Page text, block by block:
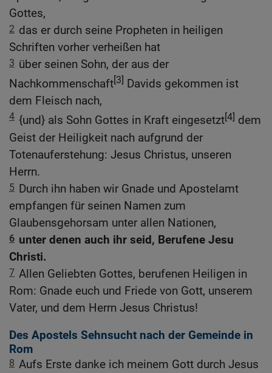
Gottes,
2 das er durch seine Propheten in heiligen
Schriften vorher verheißen hat
3 über seinen Sohn, der aus der
Nachkommenschaft[3] Davids gekommen ist
dem Fleisch nach,
4 {und} als Sohn Gottes in Kraft eingesetzt[4] dem
Geist der Heiligkeit nach aufgrund der
Totenauferstehung: Jesus Christus, unseren
Herrn.
5 Durch ihn haben wir Gnade und Apostelamt
empfangen für seinen Namen zum
Glaubensgehorsam unter allen Nationen,
6 unter denen auch ihr seid, Berufene Jesu
Christi.
7 Allen Geliebten Gottes, berufenen Heiligen in
Rom: Gnade euch und Friede von Gott, unserem
Vater, und dem Herrn Jesus Christus!
Des Apostels Sehnsucht nach der Gemeinde in
Rom
8 Aufs Erste danke ich meinem Gott durch Jesus